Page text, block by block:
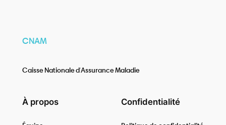
CNAM
Caisse Nationale d'Assurance Maladie
À propos Confidentialité